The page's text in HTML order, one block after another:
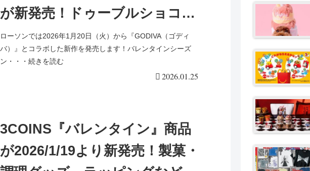
が新発売！ドゥーブルショコ
ラ、ショコラロールケーキ、フ
ォンダンクッキーシューの3種
類！口コミ、販売期間はいつま
ローソンでは2026年1月20日（火）から『GODIVA（ゴディ
バ）』とコラボした新作を発売します！バレンタインシーズ
ン・・・続きを読む
2026.01.25
3COINS『バレンタイン』商品
が2026/1/19より新発売！製菓・